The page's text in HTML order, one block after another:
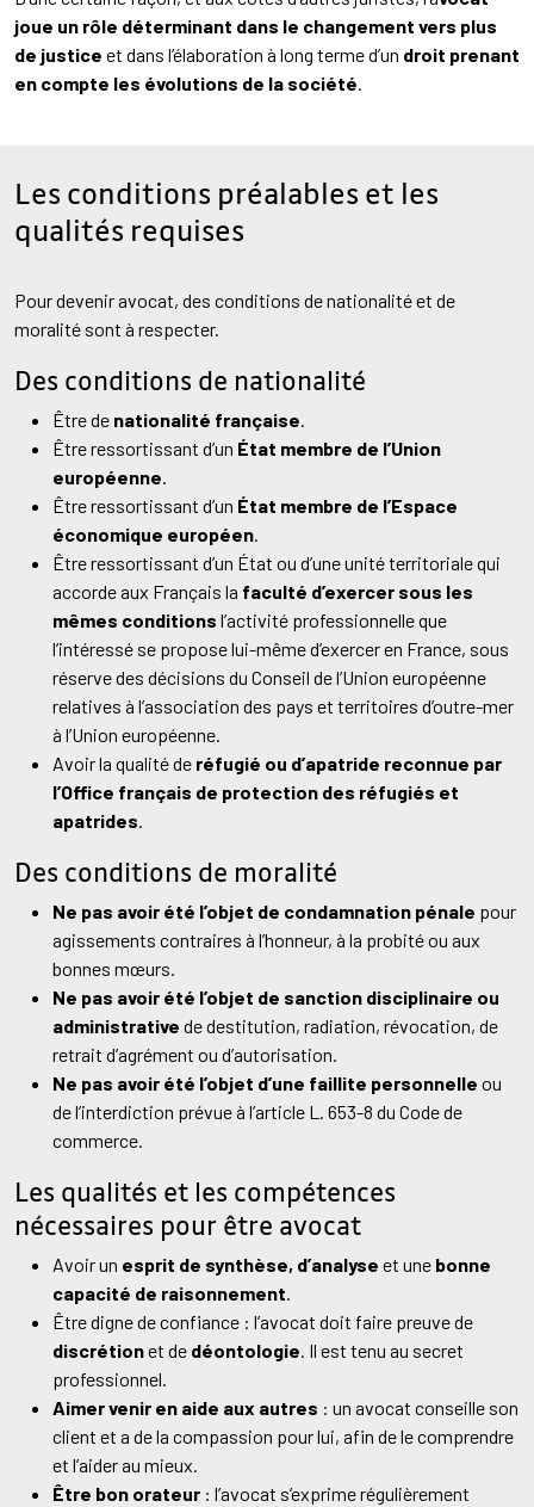
joue un rôle déterminant dans le changement vers plus
de justice et dans l’élaboration à long terme d’un droit prenant
en compte les évolutions de la société.
Les conditions préalables et les
qualités requises
Pour devenir avocat, des conditions de nationalité et de
moralité sont à respecter.
Des conditions de nationalité
Être de nationalité française.
Être ressortissant d’un État membre de l’Union
européenne.
Être ressortissant d’un État membre de l’Espace
économique européen.
Être ressortissant d’un État ou d’une unité territoriale qui
accorde aux Français la faculté d’exercer sous les
mêmes conditions l’activité professionnelle que
l’intéressé se propose lui-même d’exercer en France, sous
réserve des décisions du Conseil de l’Union européenne
relatives à l’association des pays et territoires d’outre-mer
à l’Union européenne.
Avoir la qualité de réfugié ou d’apatride reconnue par
l’Office français de protection des réfugiés et
apatrides.
Des conditions de moralité
Ne pas avoir été l’objet de condamnation pénale pour
agissements contraires à l’honneur, à la probité ou aux
bonnes mœurs.
Ne pas avoir été l’objet de sanction disciplinaire ou
administrative de destitution, radiation, révocation, de
retrait d’agrément ou d’autorisation.
Ne pas avoir été l’objet d’une faillite personnelle ou
de l’interdiction prévue à l’article L. 653-8 du Code de
commerce.
Les qualités et les compétences
nécessaires pour être avocat
Avoir un esprit de synthèse, d’analyse et une bonne
capacité de raisonnement.
Être digne de confiance : l’avocat doit faire preuve de
discrétionet de déontologie. Il est tenu au secret
professionnel.
Aimer venir en aide aux autres : un avocat conseille son
client et a de la compassion pour lui, afin de le comprendre
et l’aider au mieux.
Être bon orateur : l’avocat s’exprime régulièrement